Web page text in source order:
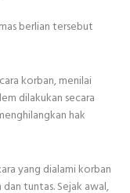
berlian tersebut
korban, menilai
dilakukan secara
hak
yang dialami korban
tuntas. Sejak awal,